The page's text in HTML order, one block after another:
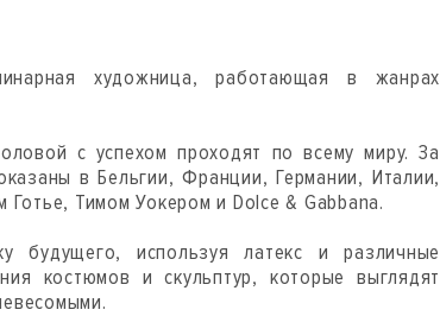
художница, работающая в жанрах
с успехом проходят по всему миру. За
в Бельгии, Франции, Германии, Италии,
Тимом Уокером и Dolce & Gabbana.
будущего, используя латекс и различные
костюмов и скульптур, которые выглядят